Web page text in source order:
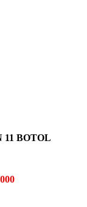
11 BOTOL